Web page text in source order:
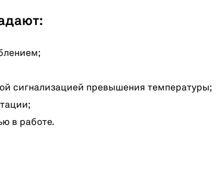
сигнализацией превышения температуры;
в работе.